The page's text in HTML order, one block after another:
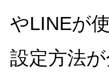
やLINEが
設定方法